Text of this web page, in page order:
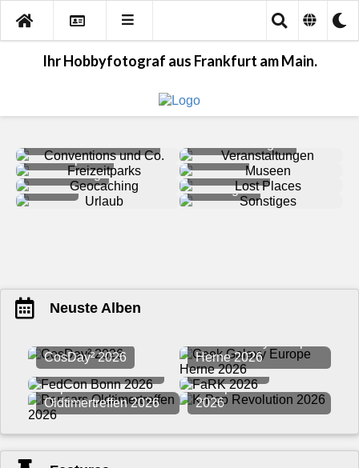
Ihr Hobbyfotograf aus Frankfurt am Main.
Freizeitparks
Museen
Geocaching
Lost Places
Urlaub
Sonstiges
Neuste Alben
CosDay² 2026
Herne 2026
FedCon Bonn 2026
FaRK 2026
Pepcars
Oldtimertreffen 2026
K-Pop Revolution
2026